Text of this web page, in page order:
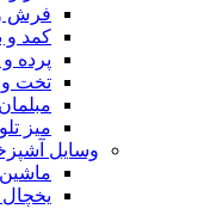
فرش
کمد و
پرده
تخت و
میز
وسایل
یخچال